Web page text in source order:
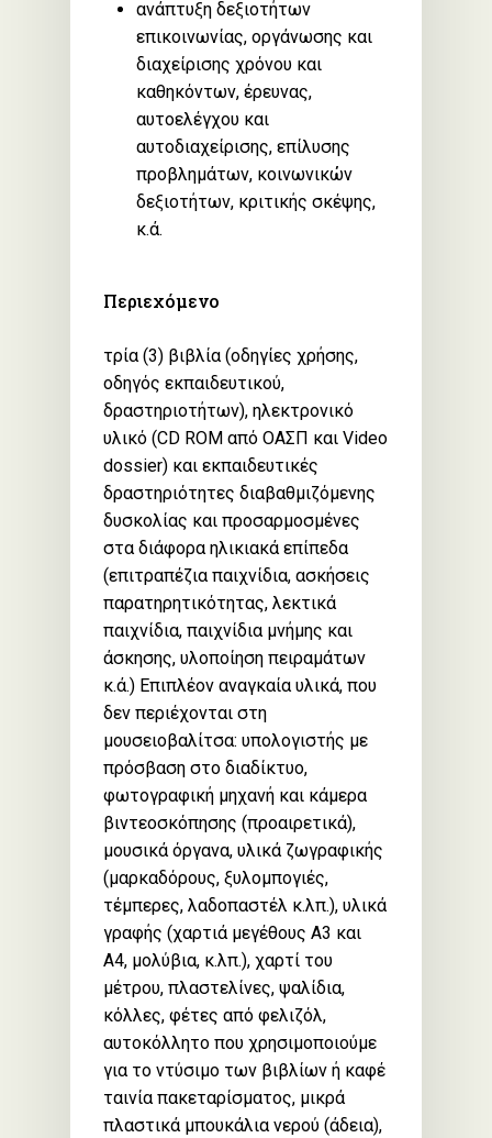
ανάπτυξη δεξιοτήτων
επικοινωνίας, οργάνωσης και
διαχείρισης χρόνου και
καθηκόντων, έρευνας,
αυτοελέγχου και
αυτοδιαχείρισης, επίλυσης
προβλημάτων, κοινωνικών
δεξιοτήτων, κριτικής σκέψης,
κ.ά.
Περιεχόμενο
τρία (3) βιβλία (οδηγίες χρήσης,
οδηγός εκπαιδευτικού,
δραστηριοτήτων), ηλεκτρονικό
υλικό (CD ROM από ΟΑΣΠ και Video
dossier) και εκπαιδευτικές
δραστηριότητες διαβαθμιζόμενης
δυσκολίας και προσαρμοσμένες
στα διάφορα ηλικιακά επίπεδα
(επιτραπέζια παιχνίδια, ασκήσεις
παρατηρητικότητας, λεκτικά
παιχνίδια, παιχνίδια μνήμης και
άσκησης, υλοποίηση πειραμάτων
κ.ά.) Επιπλέον αναγκαία υλικά, που
δεν περιέχονται στη
μουσειοβαλίτσα: υπολογιστής με
πρόσβαση στο διαδίκτυο,
φωτογραφική μηχανή και κάμερα
βιντεοσκόπησης (προαιρετικά),
μουσικά όργανα, υλικά ζωγραφικής
(μαρκαδόρους, ξυλομπογιές,
τέμπερες, λαδοπαστέλ κ.λπ.), υλικά
γραφής (χαρτιά μεγέθους Α3 και
Α4, μολύβια, κ.λπ.), χαρτί του
μέτρου, πλαστελίνες, ψαλίδια,
κόλλες, φέτες από φελιζόλ,
αυτοκόλλητο που χρησιμοποιούμε
για το ντύσιμο των βιβλίων ή καφέ
ταινία πακεταρίσματος, μικρά
πλαστικά μπουκάλια νερού (άδεια),